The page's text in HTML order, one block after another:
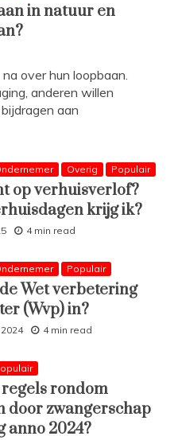
in natuur en
over hun loopbaan.
anderen willen
aan
Overig Populair
op verhuisverlof?
krijg ik?
4 min read
Populair
Wet verbetering
(Wvp) in?
4 min read
regels rondom
door zwangerschap
anno 2024?